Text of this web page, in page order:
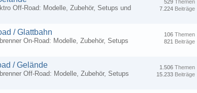
Off-Road: Modelle, Zubehör, Setups und
Themen
529
Beiträge
7.224
/ Glattbahn
On-Road: Modelle, Zubehör, Setups
Themen
106
Beiträge
821
/ Gelände
Off-Road: Modelle, Zubehör, Setups
Themen
1.506
Beiträge
15.233